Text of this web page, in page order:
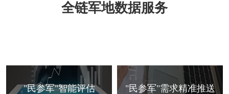
全链军地数据服务
"民参军"智能评估 "民参军"需求精准推送